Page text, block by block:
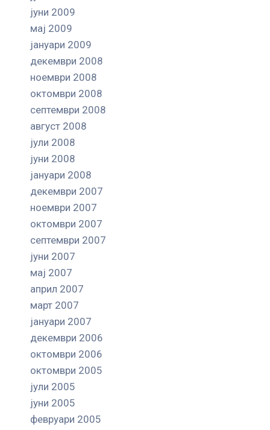
јуни 2009
мај 2009
јануари 2009
декември 2008
ноември 2008
октомври 2008
септември 2008
август 2008
јули 2008
јуни 2008
јануари 2008
декември 2007
ноември 2007
октомври 2007
септември 2007
јуни 2007
мај 2007
април 2007
март 2007
јануари 2007
декември 2006
октомври 2006
октомври 2005
јули 2005
јуни 2005
февруари 2005